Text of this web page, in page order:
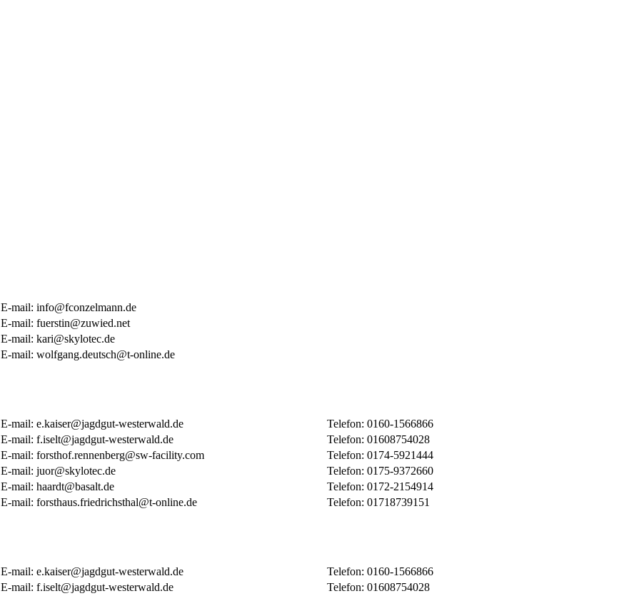
E-mail: info@fconzelmann.de
E-mail: fuerstin@zuwied.net
E-mail: kari@skylotec.de
E-mail: wolfgang.deutsch@t-online.de
E-mail: e.kaiser@jagdgut-westerwald.de
Telefon: 0160-1566866
E-mail: f.iselt@jagdgut-westerwald.de
Telefon: 01608754028
E-mail: forsthof.rennenberg@sw-facility.com
Telefon: 0174-5921444
E-mail: juor@skylotec.de
Telefon: 0175-9372660
E-mail: haardt@basalt.de
Telefon: 0172-2154914
E-mail: forsthaus.friedrichsthal@t-online.de Telefon: 01718739151
E-mail: e.kaiser@jagdgut-westerwald.de
Telefon: 0160-1566866
E-mail: f.iselt@jagdgut-westerwald.de Telefon: 01608754028